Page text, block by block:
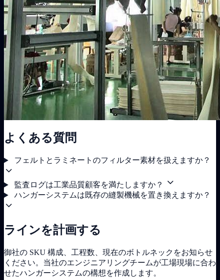
よくある質問
フェルトとラミネートのフィルター素材を扱えますか？
監査ログは工業品質顧客を満たしますか？
ハンガーシステムは既存の縫製機械を置き換えますか？
ラインを計画する
御社の SKU 構成、工程数、現在のボトルネックをお知らせ
ください。当社のエンジニアリングチームが工場現場に合わ
せたハンガーシステムの構想を作成します。